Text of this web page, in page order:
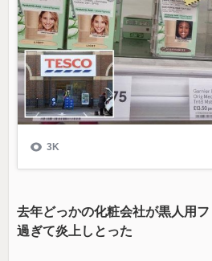
去年どっかの化粧会社が黒人用
過ぎて炎上しとった